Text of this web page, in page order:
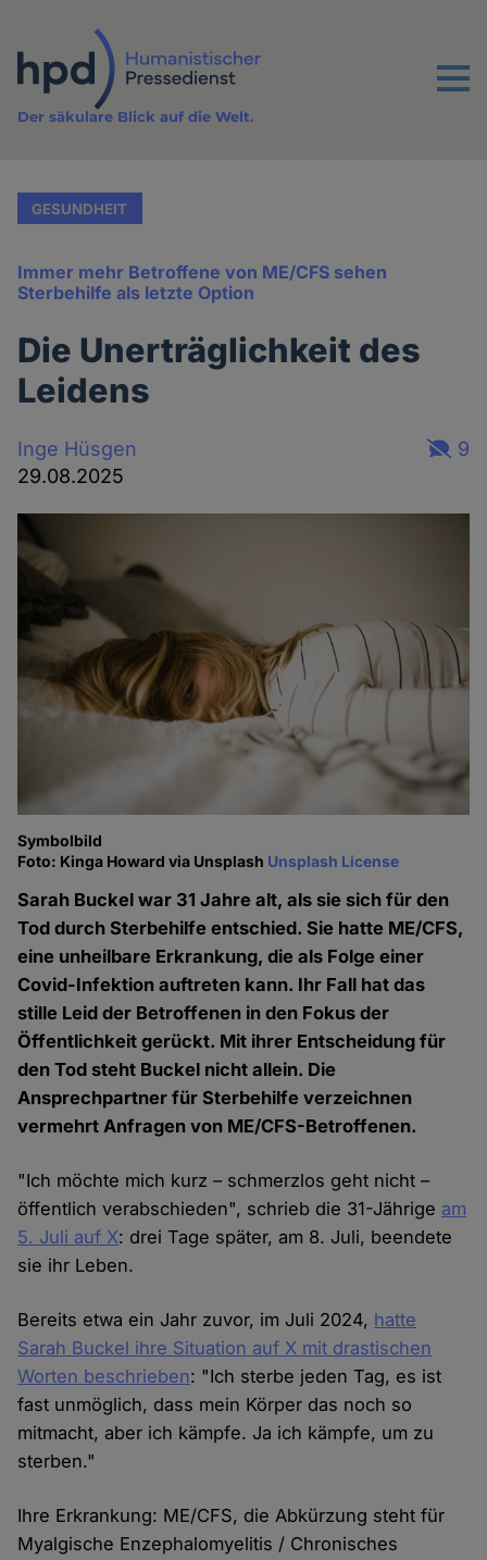
Inhalt
Menu
Der säkulare Blick auf die Welt.
GESUNDHEIT
Immer mehr Betroffene von ME/CFS sehen
Sterbehilfe als letzte Option
Die Unerträglichkeit des
Leidens
Inge Hüsgen
29.08.2025
9
Symbolbild
Foto: Kinga Howard via Unsplash Unsplash License
Sarah Buckel war 31 Jahre alt, als sie sich für den
Tod durch Sterbehilfe entschied. Sie hatte ME/CFS,
eine unheilbare Erkrankung, die als Folge einer
Covid-Infektion auftreten kann. Ihr Fall hat das
stille Leid der Betroffenen in den Fokus der
Öffentlichkeit gerückt. Mit ihrer Entscheidung für
den Tod steht Buckel nicht allein. Die
Ansprechpartner für Sterbehilfe verzeichnen
vermehrt Anfragen von ME/CFS-Betroffenen.
"Ich möchte mich kurz – schmerzlos geht nicht –
öffentlich verabschieden", schrieb die 31-Jährige am
5. Juli auf X: drei Tage später, am 8. Juli, beendete
sie ihr Leben.
Bereits etwa ein Jahr zuvor, im Juli 2024, hatte
Sarah Buckel ihre Situation auf X mit drastischen
Worten beschrieben: "Ich sterbe jeden Tag, es ist
fast unmöglich, dass mein Körper das noch so
mitmacht, aber ich kämpfe. Ja ich kämpfe, um zu
sterben."
Ihre Erkrankung: ME/CFS, die Abkürzung steht für
Myalgische Enzephalomyelitis / Chronisches